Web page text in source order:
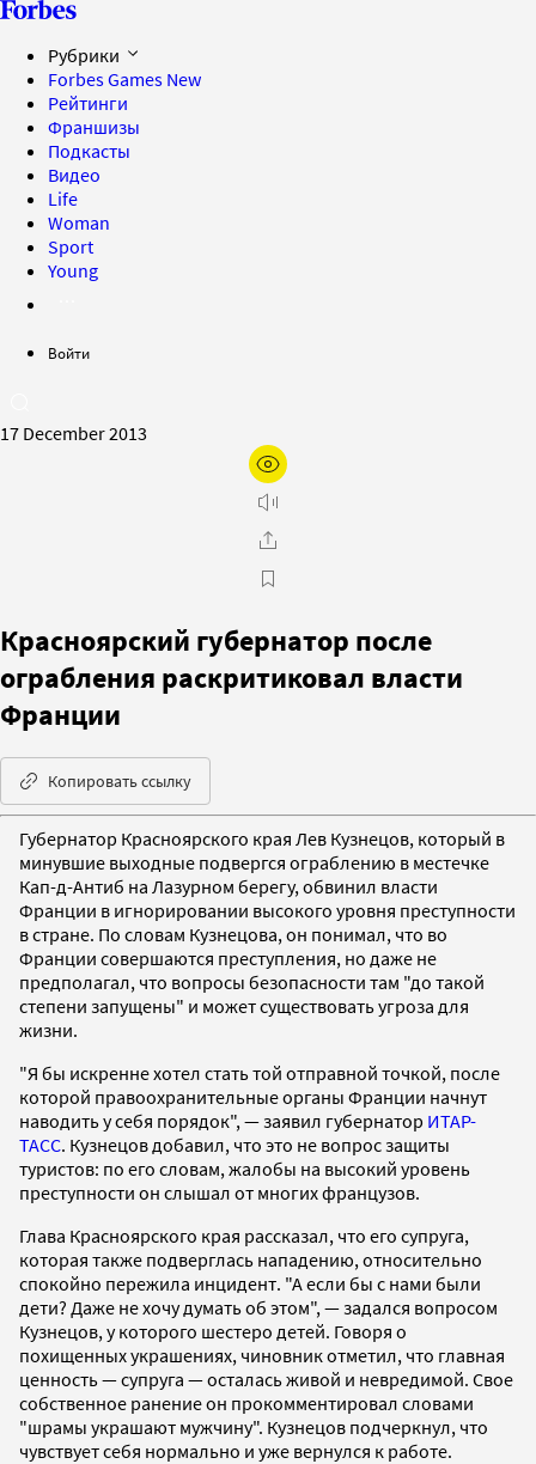
Рубрики
Forbes Games New
Рейтинги
Франшизы
Подкасты
Видео
Life
Woman
Sport
Young
Войти
17 December 2013
Красноярский губернатор после
ограбления раскритиковал власти
Франции
Копировать ссылку
Губернатор Красноярского края Лев Кузнецов, который в
минувшие выходные подвергся ограблению в местечке
Кап-д-Антиб на Лазурном берегу, обвинил власти
Франции в игнорировании высокого уровня преступности
в стране. По словам Кузнецова, он понимал, что во
Франции совершаются преступления, но даже не
предполагал, что вопросы безопасности там "до такой
степени запущены" и может существовать угроза для
жизни.
"Я бы искренне хотел стать той отправной точкой, после
которой правоохранительные органы Франции начнут
наводить у себя порядок", — заявил губернатор ИТАР-
ТАСС. Кузнецов добавил, что это не вопрос защиты
туристов: по его словам, жалобы на высокий уровень
преступности он слышал от многих французов.
Глава Красноярского края рассказал, что его супруга,
которая также подверглась нападению, относительно
спокойно пережила инцидент. "А если бы с нами были
дети? Даже не хочу думать об этом", — задался вопросом
Кузнецов, у которого шестеро детей. Говоря о
похищенных украшениях, чиновник отметил, что главная
ценность — супруга — осталась живой и невредимой. Свое
собственное ранение он прокомментировал словами
"шрамы украшают мужчину". Кузнецов подчеркнул, что
чувствует себя нормально и уже вернулся к работе.